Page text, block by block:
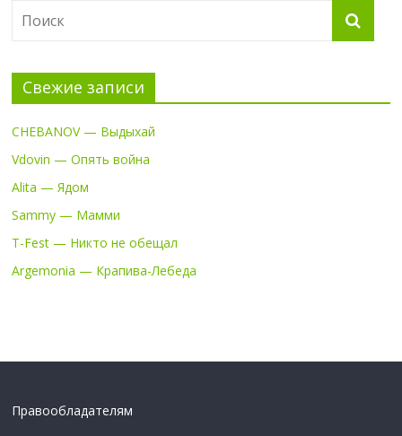
Свежие записи
CHEBANOV — Выдыхай
Vdovin — Опять война
Alita — Ядом
Sammy — Мамми
T-Fest — Никто не обещал
Argemonia — Крапива-Лебеда
Правообладателям